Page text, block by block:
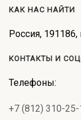
КАК НАС НАЙТИ
Россия, 191186,
КОНТАКТЫ И
Телефоны:
+7 (812) 310-